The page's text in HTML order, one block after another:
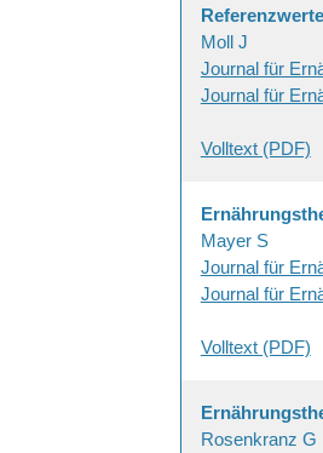
Moll J
Journal für
Journal für
Volltext (PDF)
Mayer S
Journal für
Journal für
Volltext (PDF)
Rosenkranz G